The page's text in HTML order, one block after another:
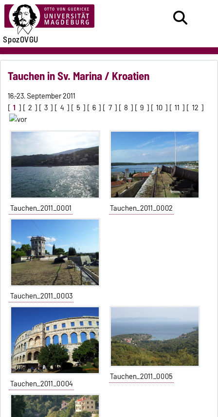
SpozOVGU
Tauchen in Sv. Marina / Kroatien
16.-23. September 2011
[ 1 ] [ 2 ] [ 3 ] [ 4 ] [ 5 ] [ 6 ] [ 7 ] [ 8 ] [ 9 ] [ 10 ] [ 11 ] [ 12 ]
Tauchen_2011_0001 Tauchen_2011_0002
Tauchen_2011_0003
Tauchen_2011_0004
Tauchen_2011_0005